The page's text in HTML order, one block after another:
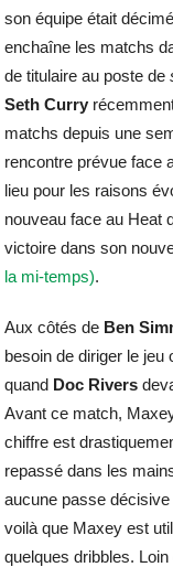
son équipe était
enchaîne les matchs
de titulaire au poste de
Seth Curry
matchs depuis une
rencontre prévue face
lieu pour les raisons
nouveau face au Heat
victoire dans son
la mi-temps).
Aux côtés de Ben
besoin de diriger le
quand Doc Rivers
Avant ce match,
chiffre est
repassé dans les
aucune passe
voilà que Maxey est
quelques dribbles. Loin